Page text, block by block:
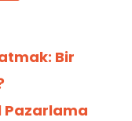
di Bir
Pazarlama